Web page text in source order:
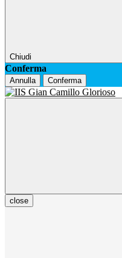
Chiudi
Conferma
Annulla Conferma
close